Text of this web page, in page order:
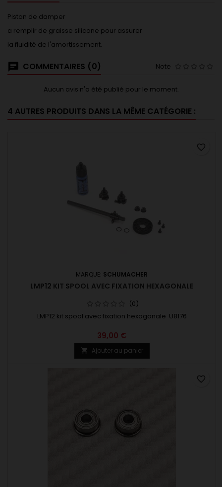
Piston de damper
a remplir de graisse silicone pour assurer
la fluidité de l'amortissement.
COMMENTAIRES (0) Note
Aucun avis n'a été publié pour le moment.
4 AUTRES PRODUITS DANS LA MÊME CATÉGORIE :
MARQUE: SCHUMACHER
LMP12 KIT SPOOL AVEC FIXATION HEXAGONALE
(0)
LMP12 kit spool avec fixation hexagonale U8176
39,00 €
 Ajouter au panier
favorite_border
favorite_border